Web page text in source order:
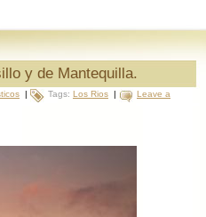
y de Mantequilla.
| Tags: Los Rios |
Leave a